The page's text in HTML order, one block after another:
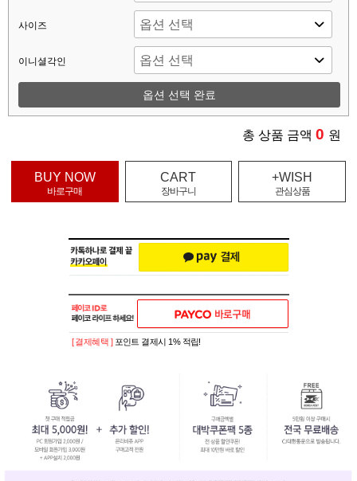
사이즈
이니셜각인
옵션 선택 완료
총 상품 금액 0 원
BUY NOW
바로구매
CART
장바구니
+WISH
관심상품
[ 결제혜택 ] 포인트 결제시 1% 적립!